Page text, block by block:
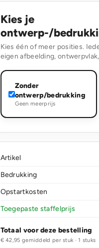
Kies je
ontwerp-/
Kies één of meer posities.
eigen afbeelding,
Zonder
ontwerp/bedrukking
Geen meerprijs
Artikel
Bedrukking
Opstartkosten
Toegepaste staffelprijs
Totaal voor deze bestelling
€ 42,95 gemiddeld per stuk · 1 stuks